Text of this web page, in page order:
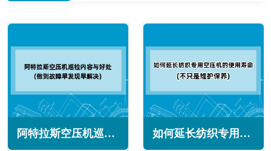
阿特拉斯空压机巡检内容与好处(做到故障早发现早解决) 如何延长纺织专用空压机的使用寿命(不只是维护保养)